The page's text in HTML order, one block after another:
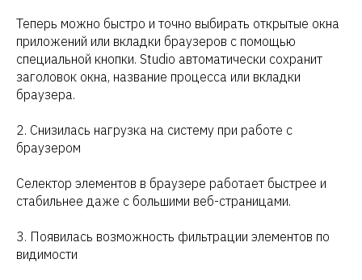
Теперь можно быстро и точно выбирать открытые окна
приложений или вкладки браузеров с помощью
специальной кнопки. Studio автоматически сохранит
заголовок окна, название процесса или вкладки
браузера.
2. Снизилась нагрузка на систему при работе с
браузером
Селектор элементов в браузере работает быстрее и
стабильнее даже с большими веб-страницами.
3. Появилась возможность фильтрации элементов по
видимости